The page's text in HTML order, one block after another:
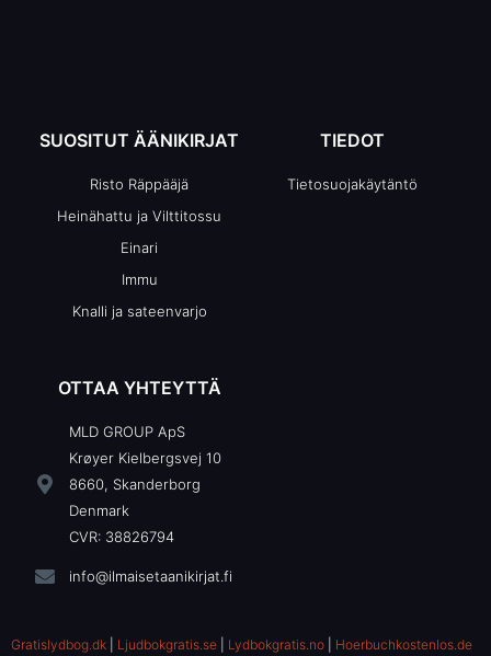
SUOSITUT ÄÄNIKIRJAT
Risto Räppääjä
Heinähattu ja Vilttitossu
Einari
Immu
Knalli ja sateenvarjo
TIEDOT
Tietosuojakäytäntö
OTTAA YHTEYTTÄ
MLD GROUP ApS
Krøyer Kielbergsvej 10
8660, Skanderborg
Denmark
CVR: 38826794
info@ilmaisetaanikirjat.fi
Gratislydbog.dk Ljudbokgratis.se Lydbokgratis.no Hoerbuchkostenlos.de